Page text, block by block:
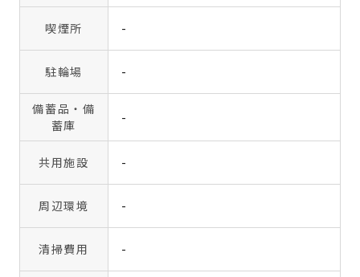
喫煙所 -
駐輪場 -
備蓄品・備
蓄庫
-
共用施設 -
周辺環境 -
清掃費用 -